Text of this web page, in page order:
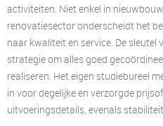
activiteiten. Niet enkel in
renovatiesector onderscheidt het
naar kwaliteit en service. De sleutel
strategie om alles goed
realiseren. Het eigen studiebureel
in voor degelijke en verzorgde
uitvoeringsdetails, evenals